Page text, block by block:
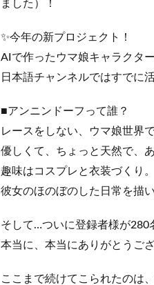
ました）！
✨今年の新プロジェクト！
AIで作ったウマ娘キャラクタ
日本語チャンネルではすでに
■アンニンドーフって誰？
レースをしない、ウマ娘世界
優しくて、ちょっと天然で、
趣味はコスプレと衣装づくり。
彼女のほのぼのした日常を描
そして…ついに登録者様が280
本当に、本当にありがとうござ
ここまで続けてこられたのは